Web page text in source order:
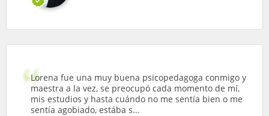
Lorena fue una muy buena psicopedagoga conmigo y
maestra a la vez, se preocupó cada momento de mí,
mis estudios y hasta cuándo no me sentía bien o me
sentía agobiado, estába s...